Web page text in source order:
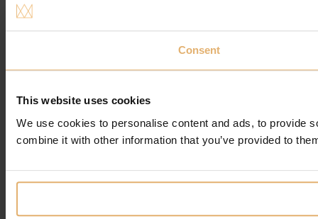
Consent
This website uses cookies
We use cookies to personalise content and ads, to provide
combine it with other information that you’ve provided to